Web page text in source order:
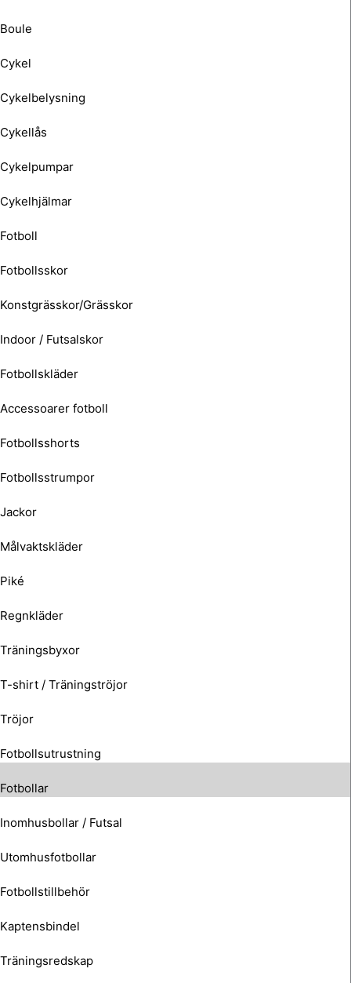
Boule
Cykel
Cykelbelysning
Cykellås
Cykelpumpar
Cykelhjälmar
Fotboll
Fotbollsskor
Konstgrässkor/Grässkor
Indoor / Futsalskor
Fotbollskläder
Accessoarer fotboll
Fotbollsshorts
Fotbollsstrumpor
Jackor
Målvaktskläder
Piké
Regnkläder
Träningsbyxor
T-shirt / Träningströjor
Tröjor
Fotbollsutrustning
Fotbollar
Inomhusbollar / Futsal
Utomhusfotbollar
Fotbollstillbehör
Kaptensbindel
Träningsredskap